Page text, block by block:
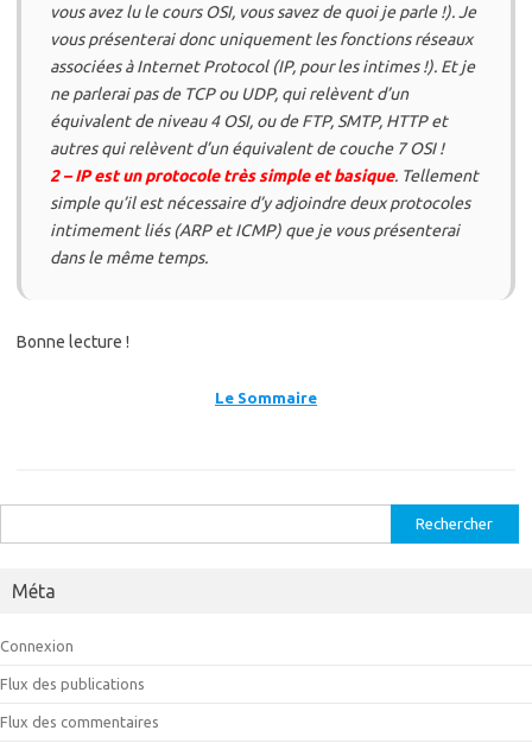
vous avez lu le cours OSI, vous savez de quoi je parle !). Je
vous présenterai donc uniquement les fonctions réseaux
associées à Internet Protocol (IP, pour les intimes !). Et je
ne parlerai pas de TCP ou UDP, qui relèvent d’un
équivalent de niveau 4 OSI, ou de FTP, SMTP, HTTP et
autres qui relèvent d’un équivalent de couche 7 OSI !
2 – IP est un protocole très simple et basique. Tellement
simple qu’il est nécessaire d’y adjoindre deux protocoles
intimement liés (ARP et ICMP) que je vous présenterai
dans le même temps.
Bonne lecture !
Le Sommaire
Méta
Connexion
Flux des publications
Flux des commentaires